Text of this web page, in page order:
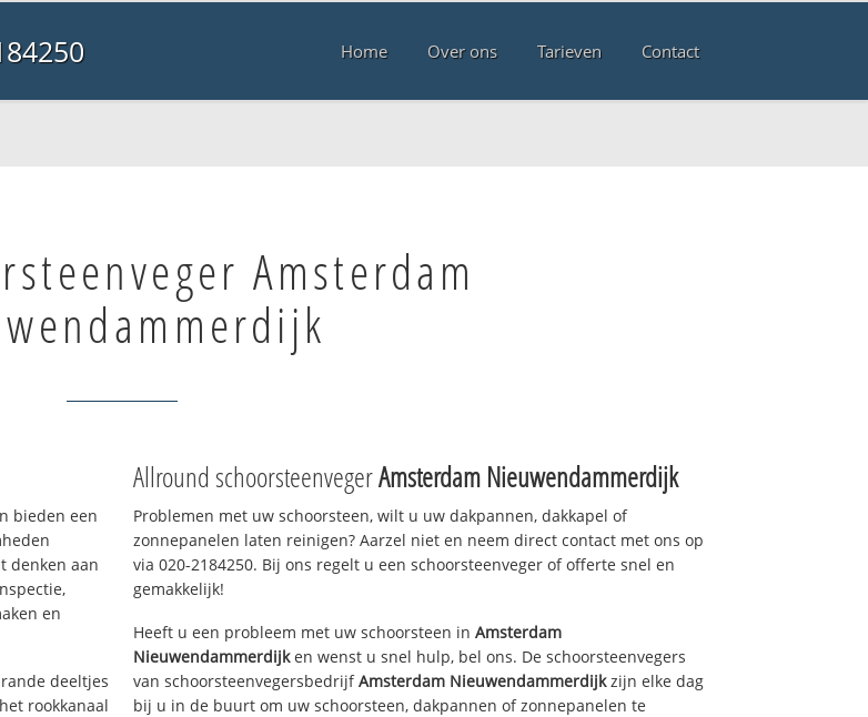
Home Over ons Tarieven Contact
Amsterdam
bieden een
denken aan
en
deeltjes
rookkanaal
Allround schoorsteenvegerAmsterdam Nieuwendammerdijk
Problemen met uw schoorsteen, wilt u uw dakpannen, dakkapel of
zonnepanelen laten reinigen? Aarzel niet en neem direct contact met ons op
via 020-2184250. Bij ons regelt u een schoorsteenveger of offerte snel en
gemakkelijk!
Heeft u een probleem met uw schoorsteen in Amsterdam
Nieuwendammerdijken wenst u snel hulp, bel ons. De schoorsteenvegers
van schoorsteenvegersbedrijfAmsterdam Nieuwendammerdijkzijn elke dag
bij u in de buurt om uw schoorsteen, dakpannen of zonnepanelen te